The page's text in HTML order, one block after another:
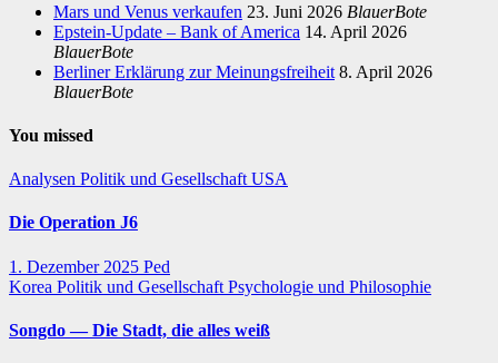
Mars und Venus verkaufen 23. Juni 2026 BlauerBote
Epstein-Update – Bank of America 14. April 2026
BlauerBote
Berliner Erklärung zur Meinungsfreiheit 8. April 2026
BlauerBote
You missed
Analysen Politik und Gesellschaft USA
Die Operation J6
1. Dezember 2025 Ped
Korea Politik und Gesellschaft Psychologie und Philosophie
Songdo — Die Stadt, die alles weiß